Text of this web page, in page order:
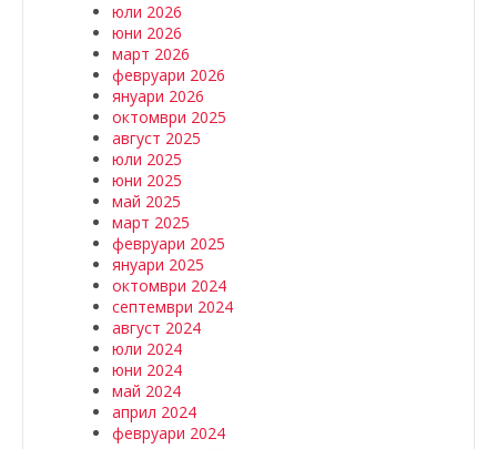
юли 2026
юни 2026
март 2026
февруари 2026
януари 2026
октомври 2025
август 2025
юли 2025
юни 2025
май 2025
март 2025
февруари 2025
януари 2025
октомври 2024
септември 2024
август 2024
юли 2024
юни 2024
май 2024
април 2024
февруари 2024